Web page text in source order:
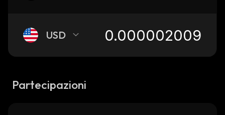
USD
Partecipazioni